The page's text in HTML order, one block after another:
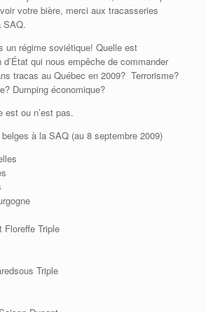
votre bière, merci aux tracasseries
SAQ.
un régime soviétique! Quelle est
qui nous empêche de commander
tracas au Québec en 2009? Terrorisme?
Dumping économique?
est ou n’est pas.
à la SAQ (au 8 septembre 2009)
Floreffe Triple
Triple